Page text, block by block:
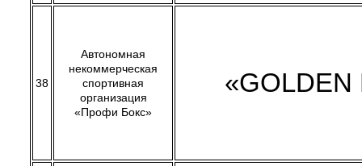
38
Автономная
некоммерческая
спортивная
организация
«Профи Бокс»